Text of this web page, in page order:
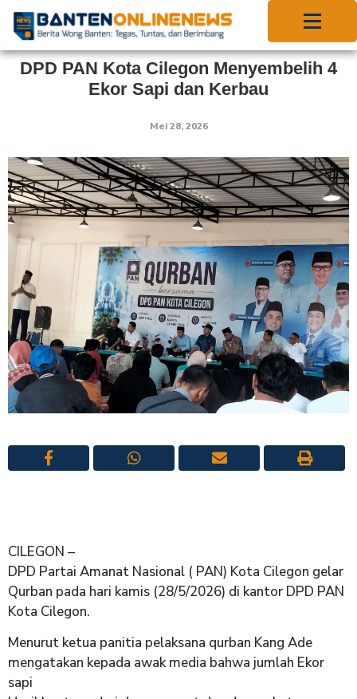
DPD PAN Kota Cilegon Menyembelih 4
Ekor Sapi dan Kerbau
Mei 28, 2026
CILEGON –
DPD Partai Amanat Nasional ( PAN) Kota Cilegon gelar
Qurban pada hari kamis (28/5/2026) di kantor DPD PAN
Kota Cilegon.
Menurut ketua panitia pelaksana qurban Kang Ade
mengatakan kepada awak media bahwa jumlah Ekor
sapi